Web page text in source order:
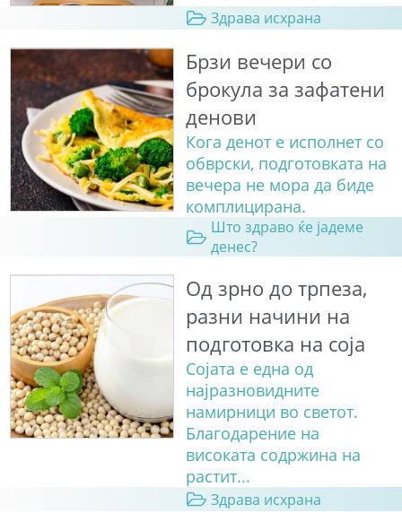
Здрава исхрана
Брзи вечери со
брокула за зафатени
денови
Кога денот е исполнет со
обврски, подготовката на
вечера не мора да биде
комплицирана.
Што здраво ќе јадеме
денес?
Од зрно до трпеза,
разни начини на
подготовка на соја
Сојата е една од
најразновидните
намирници во светот.
Благодарение на
високата содржина на
растит...
Здрава исхрана